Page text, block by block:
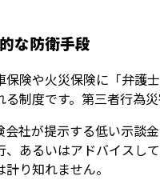
な防衛手段
険や火災保険に「弁護
制度です。第三者行為
社が提示する低い示談
あるいはアドバイスし
り知れません。